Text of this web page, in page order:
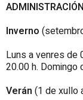
ADMINISTRACIÓN
Inverno
Luns a venres de
20.00 h. Domingo
Verán (1 de xullo